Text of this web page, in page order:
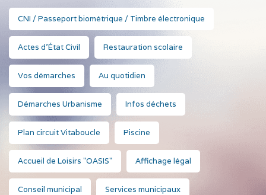
CNI / Passeport biométrique / Timbre électronique
Actes d'État Civil Restauration scolaire
Vos démarches Au quotidien
Démarches Urbanisme Infos déchets
Plan circuit Vitaboucle Piscine
Accueil de Loisirs "OASIS" Affichage légal
Conseil municipal Services municipaux